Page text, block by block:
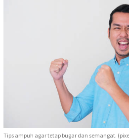
Tips ampuh agar tetap bugar dan semangat.